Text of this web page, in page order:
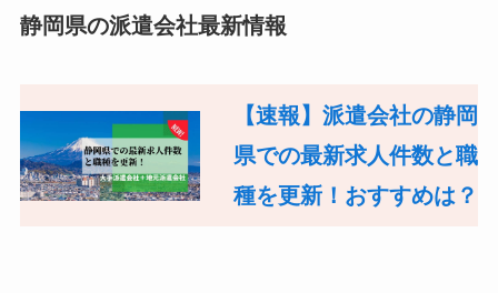
静岡県の派遣会社最新情報
【速報】派遣会社の静岡
県での最新求人件数と職
種を更新！おすすめは？